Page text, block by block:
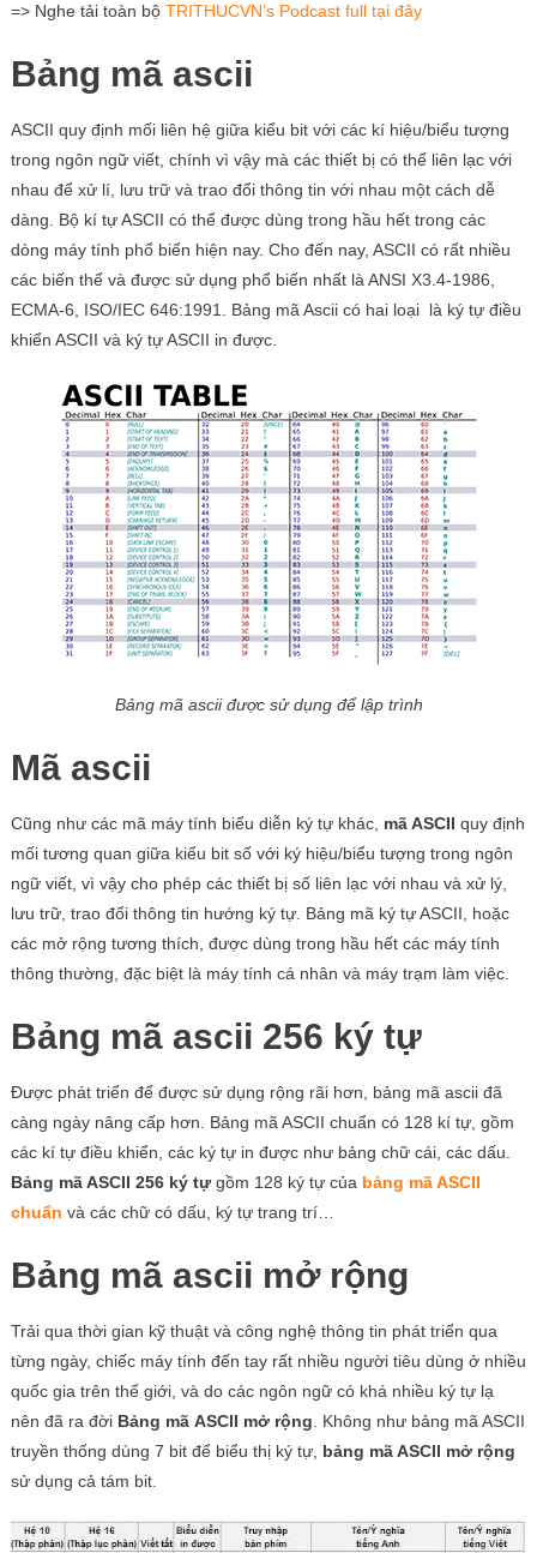
=> Nghe tải toàn bộ TRITHUCVN’s Podcast full tại đây
Bảng mã ascii
ASCII quy định mối liên hệ giữa kiểu bit với các kí hiệu/biểu tượng
trong ngôn ngữ viết, chính vì vậy mà các thiết bị có thể liên lạc với
nhau để xử lí, lưu trữ và trao đổi thông tin với nhau một cách dễ
dàng. Bộ kí tự ASCII có thể được dùng trong hầu hết trong các
dòng máy tính phổ biến hiện nay. Cho đến nay, ASCII có rất nhiều
các biến thể và được sử dụng phổ biến nhất là ANSI X3.4-1986,
ECMA-6, ISO/IEC 646:1991. Bảng mã Ascii có hai loại là ký tự điều
khiển ASCII và ký tự ASCII in được.
Bảng mã ascii được sử dụng để lập trình
Mã ascii
Cũng như các mã máy tính biểu diễn ký tự khác, mã ASCII quy định
mối tương quan giữa kiểu bit số với ký hiệu/biểu tượng trong ngôn
ngữ viết, vì vậy cho phép các thiết bị sốliên lạc với nhau và xử lý,
lưu trữ, trao đổi thông tin hướng ký tự. Bảng mã ký tự ASCII, hoặc
các mở rộng tương thích, được dùng trong hầu hết các máy tính
thông thường, đặc biệt là máy tính cá nhân và máy trạm làm việc.
Bảng mã ascii 256 ký tự
Được phát triển để được sử dụng rộng rãi hơn, bảng mã ascii đã
càng ngày nâng cấp hơn. Bảng mã ASCII chuẩn có 128 kí tự, gồm
các kí tự điều khiển, các ký tự in được như bảng chữ cái, các dấu.
Bảng mã ASCII 256 ký tựgồm 128 ký tự của bảng mã ASCII
chuẩn và các chữ có dấu, ký tự trang trí…
Bảng mã ascii mở rộng
Trải qua thời gian kỹ thuật và công nghệ thông tin phát triển qua
từng ngày, chiếc máy tính đến tay rất nhiều người tiêu dùng ở nhiều
quốc gia trên thế giới, và do các ngôn ngữ có khá nhiều ký tự lạ
nên đã ra đời Bảng mã ASCII mở rộng . Không như bảng mã ASCII
truyền thống dùng 7 bit để biểu thị ký tự, bảng mã ASCII mở rộng
sử dụng cả tám bit.